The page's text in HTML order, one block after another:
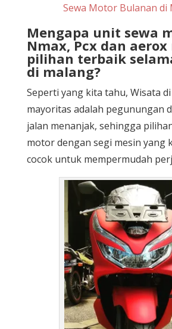
Sewa Motor Bulanan di
Mengapa unit sewa
Nmax, Pcx dan
pilihan terbaik
di malang?
Seperti yang kita tahu, Wisata
mayoritas adalah pegunungan
jalan menanjak, sehingga
motor dengan segi mesin yang
cocok untuk mempermudah